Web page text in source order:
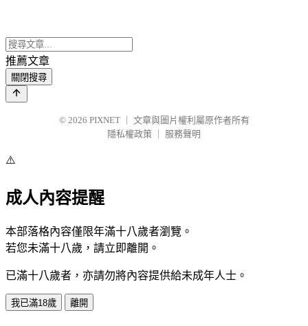
推薦文章
關閉搜尋
© 2026 PIXNET
文章與圖片權利屬原作者所有
隱私權政策
服務聲明
⚠️
成人內容提醒
本部落格內容僅限年滿十八歲者瀏覽。
若您未滿十八歲，請立即離開。
已滿十八歲者，亦請勿將內容提供給未成年人士。
我已滿18歲 離開